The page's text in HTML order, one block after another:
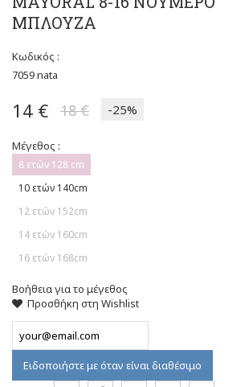
ΜΠΛΟΥΖA
Κωδικός :
7059 nata
14 € 18 € -25%
Μέγεθος :
8 ετών 128 cm
10 ετών 140cm
12 ετών 152cm
14 ετών 160cm
16 ετών 168cm
Βοήθεια για το μέγεθος
Προσθήκη στη Wishlist
Ειδοποιήστε με όταν είναι διαθέσιμο